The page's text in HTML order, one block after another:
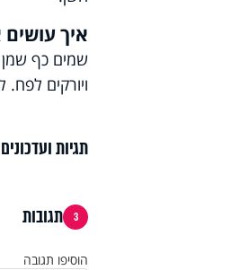
איך
ויורקים
תגיות
3 תגובות
הוסיפו תגובה